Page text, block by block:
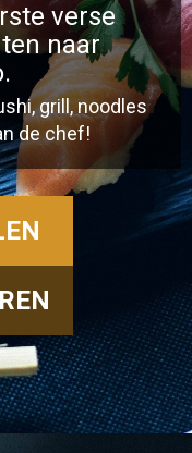
verse
naar
grill, noodles
de chef!